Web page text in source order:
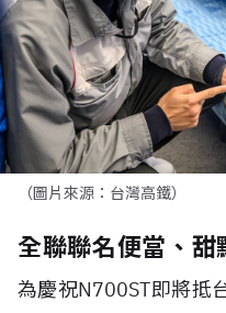
（圖片來源：台灣高鐵）
全聯聯名便當、
為慶祝N700ST即將抵